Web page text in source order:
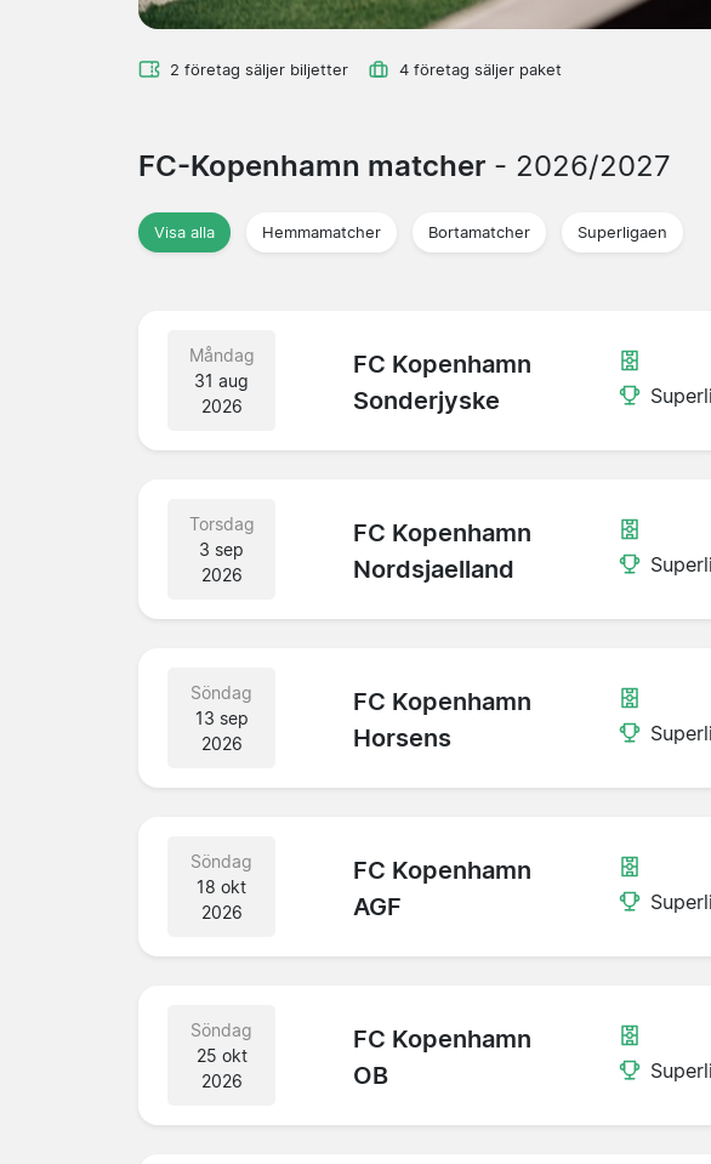
2 företag säljer biljetter 4 företag säljer paket
FC-Kopenhamn matcher - 2026/2027
Visa alla Hemmamatcher Bortamatcher Superligaen
Måndag
31 aug
2026
FC Kopenhamn
Sonderjyske
Torsdag
3 sep
2026
FC Kopenhamn
Nordsjaelland
Söndag
13 sep
2026
FC Kopenhamn
Horsens
Söndag
18 okt
2026
FC Kopenhamn
AGF
Söndag
25 okt
2026
FC Kopenhamn
OB